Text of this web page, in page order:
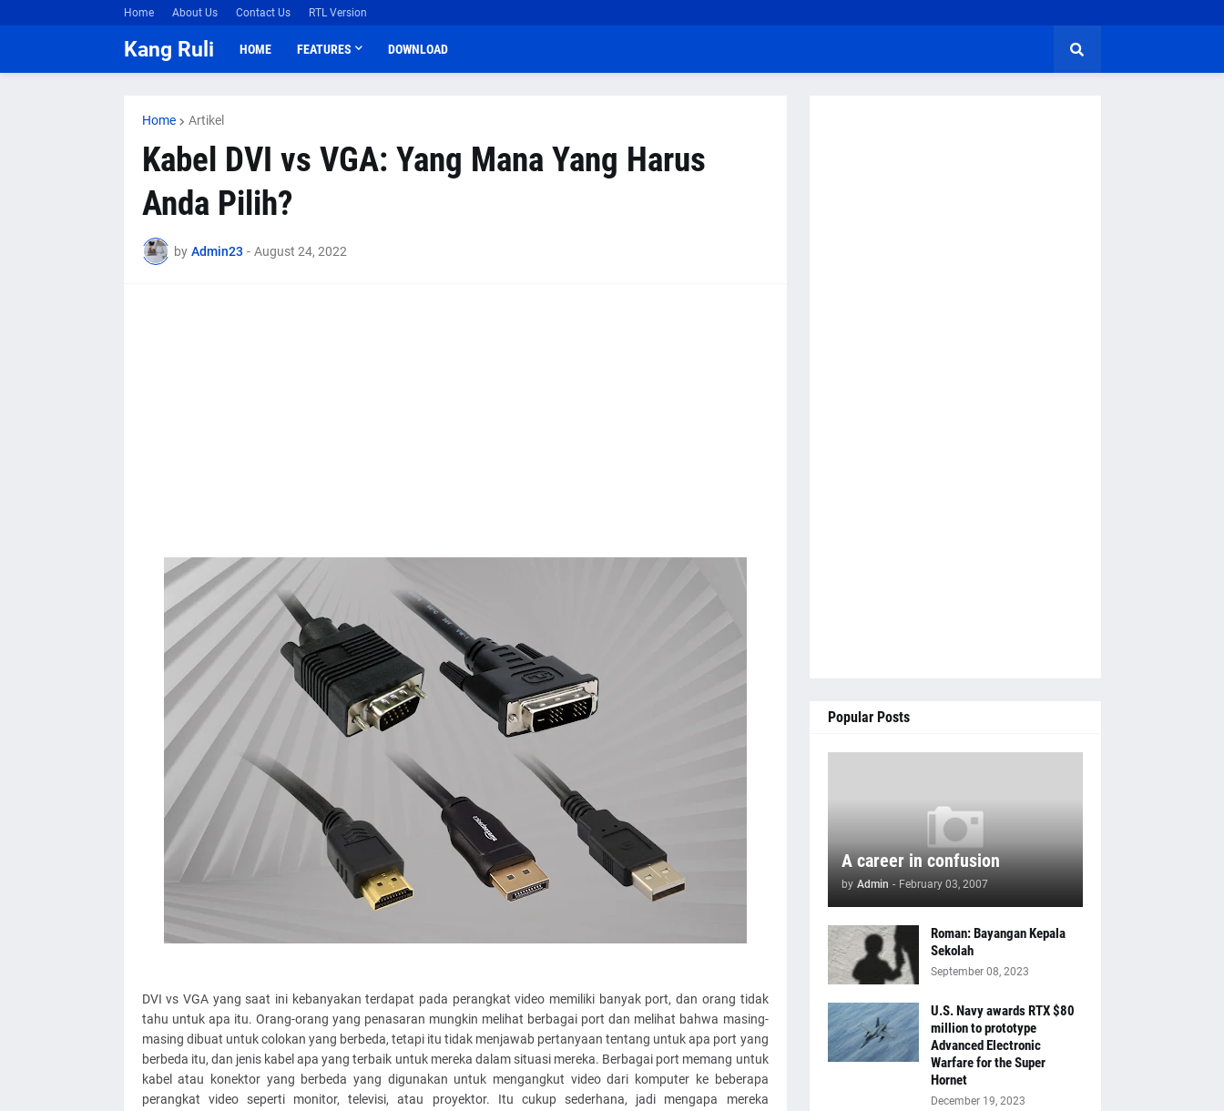
Home About Us Contact Us RTL Version
Kang Ruli HOME FEATURES DOWNLOAD
Home Artikel
Kabel DVI vs VGA: Yang Mana Yang Harus
Anda Pilih?
by Admin23 - August 24, 2022
DVI vs VGA yang saat ini kebanyakan terdapat pada perangkat video memiliki banyak port, dan orang tidak
tahu untuk apa itu. Orang-orang yang penasaran mungkin melihat berbagai port dan melihat bahwa masing-
masing dibuat untuk colokan yang berbeda, tetapi itu tidak menjawab pertanyaan tentang untuk apa port yang
berbeda itu, dan jenis kabel apa yang terbaik untuk mereka dalam situasi mereka. Berbagai port memang untuk
kabel atau konektor yang berbeda yang digunakan untuk mengangkut video dari komputer ke beberapa
perangkat video seperti monitor, televisi, atau proyektor. Itu cukup sederhana, jadi mengapa mereka
Popular Posts
A career in confusion
by Admin - February 03, 2007
Roman: Bayangan Kepala
Sekolah
September 08, 2023
U.S. Navy awards RTX $80
million to prototype
Advanced Electronic
Warfare for the Super
Hornet
December 19, 2023